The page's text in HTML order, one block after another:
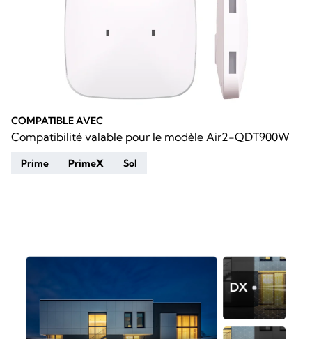
COMPATIBLE AVEC
Compatibilité valable pour le modèle Air2-QDT900W
Prime PrimeX Sol